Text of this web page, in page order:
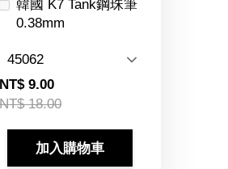
韓國 K7 Tank鋼珠筆
0.38mm
NT$ 9.00
NT$ 18.00
加入購物車